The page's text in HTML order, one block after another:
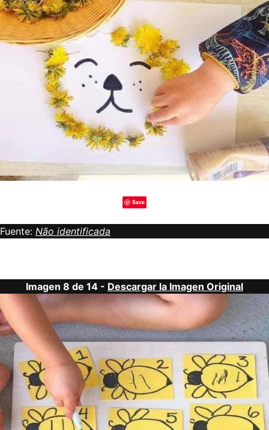
Save
Fuente: Não identificada
Imagen 8 de 14 - Descargar la Imagen Original